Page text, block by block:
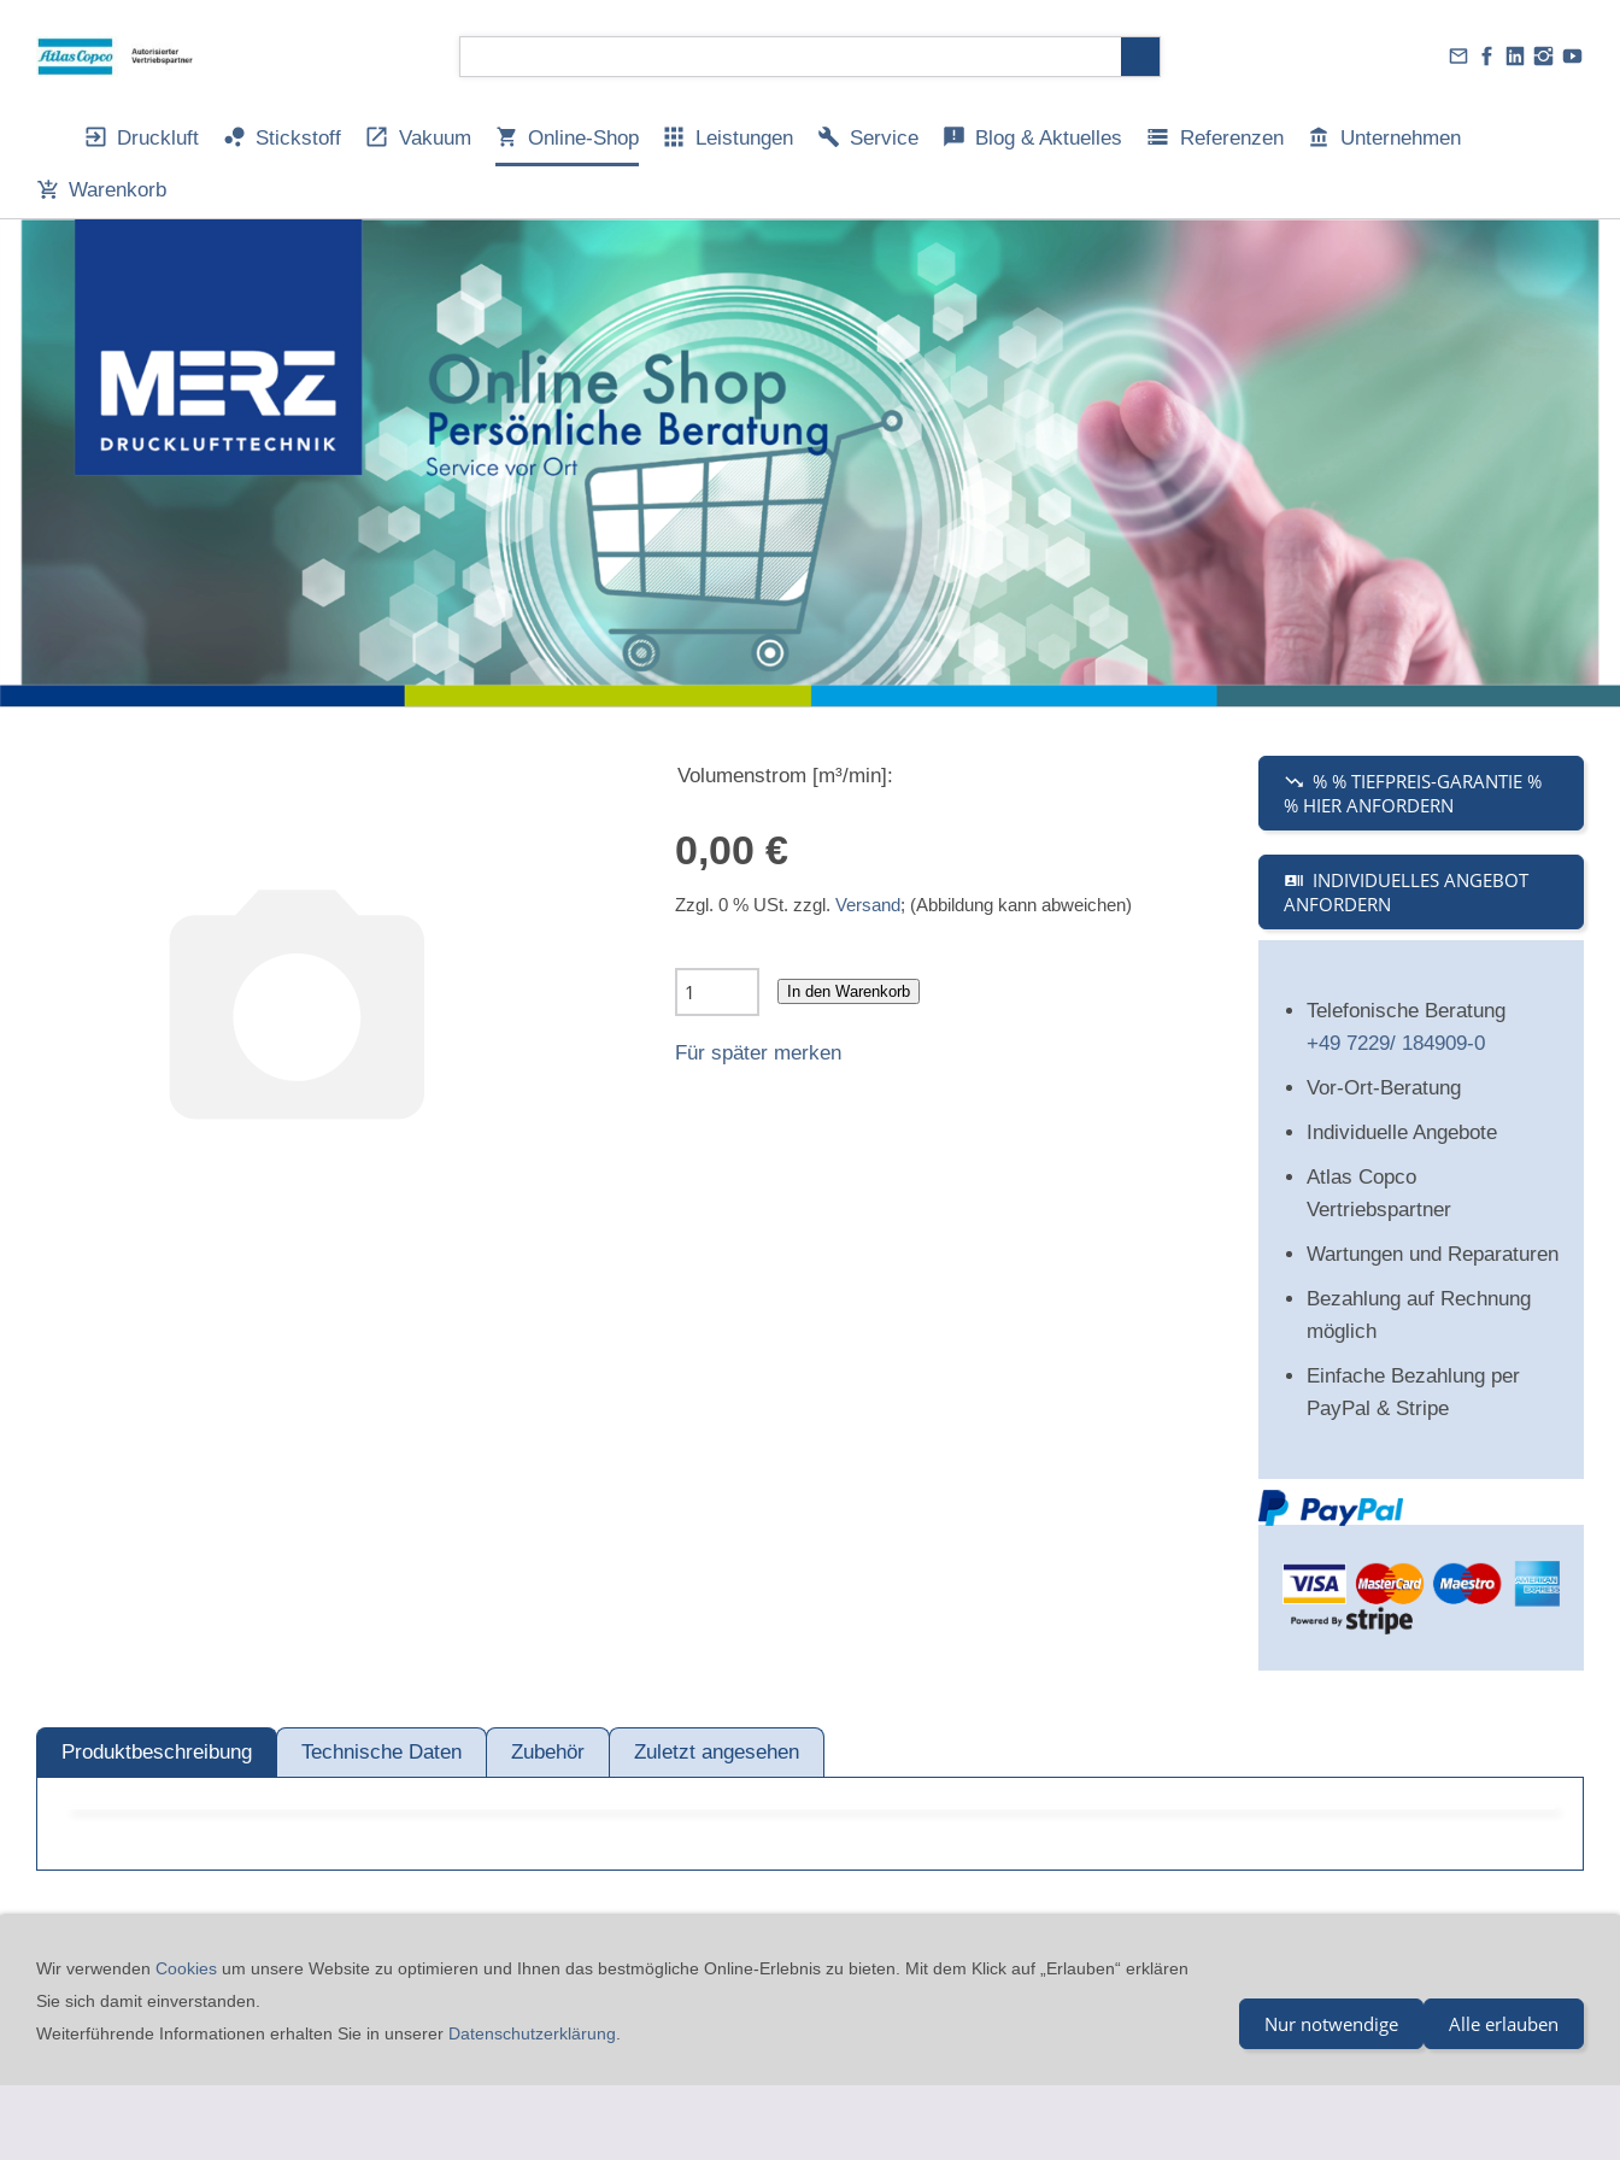
Druckluft Stickstoff Vakuum Online-Shop Leistungen Service Blog & Aktuelles Referenzen Unternehmen
Warenkorb
Volumenstrom [m³/min]:
0,00 €
Zzgl. 0 % USt. zzgl. Versand; (Abbildung kann abweichen)
In den Warenkorb
Für später merken
% % TIEFPREIS-GARANTIE %
% HIER ANFORDERN
INDIVIDUELLES ANGEBOT
ANFORDERN
Telefonische Beratung
+49 7229/ 184909-0
Vor-Ort-Beratung
Individuelle Angebote
Atlas Copco
Vertriebspartner
Wartungen und Reparaturen
Bezahlung auf Rechnung
möglich
Einfache Bezahlung per
PayPal & Stripe
Produktbeschreibung Technische Daten Zubehör Zuletzt angesehen
Merz GmbH Drucklufttechnik - Beinheimer Straße 19 - 76437 Rastatt - Tel.: 07229-184 90 9-0 - mail@merz-drucklufttechnik.de
Wir verwenden Cookies um unsere Website zu optimieren und Ihnen das bestmögliche Online-Erlebnis zu bieten. Mit dem Klick auf „Erlauben“ erklären
Sie sich damit einverstanden.
Weiterführende Informationen erhalten Sie in unserer Datenschutzerklärung Nur notwendige Alle erlauben